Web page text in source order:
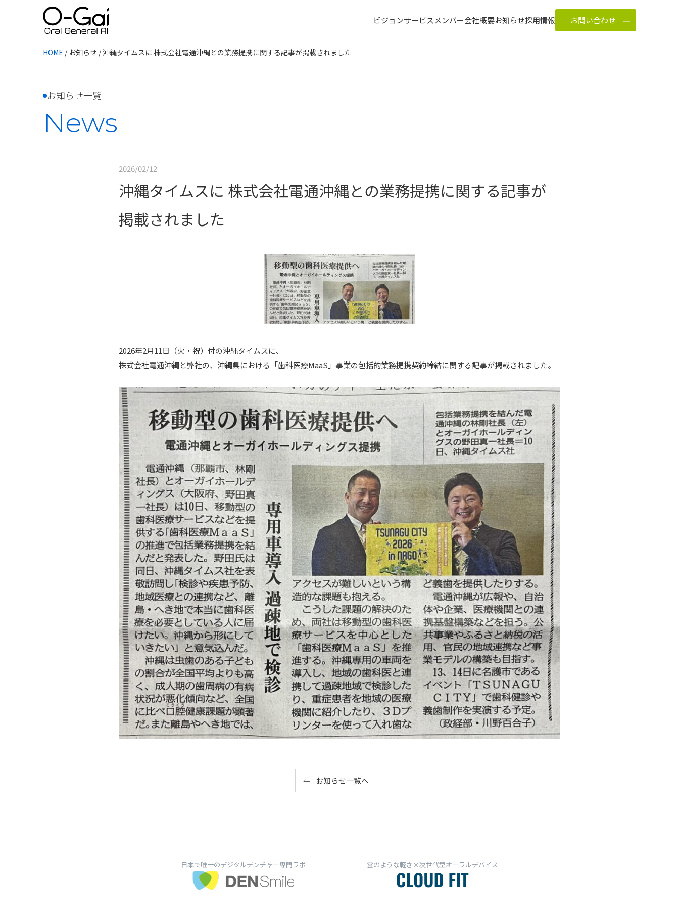
ビジョンサービスメンバー会社概要お知らせ採用情報 お問い合わせ
HOME / お知らせ /沖縄タイムスに 株式会社電通沖縄との業務提携に関する記事が掲載されました
お知らせ一覧
News
2026/02/12
沖縄タイムスに 株式会社電通沖縄との業務提携に関する記事が
掲載されました
2026年2月11日（火・祝）付の沖縄タイムスに、
株式会社電通沖縄と弊社の、沖縄県における「歯科医療MaaS」事業の包括的業務提携契約締結に関する記事が掲載されました。
お知らせ一覧へ
日本で唯一のデジタルデンチャー専門ラボ 雲のような軽さ×次世代型オーラルデバイス